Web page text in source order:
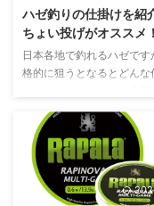
す。ある程度水深がないと
も釣り自体が成立しないた
深がある場所であることは
件となります。 砂浜だと
体ができません（投げサビ
別） 磯で釣るという選択肢
りますが、初心者の方には
メしません。 足場が悪いこ
多く、潮の流れも速い事も
ハゼ釣りの仕掛けを紹
ちょい投げがオススメ！
日本各地で釣れるハゼです
格的に狙うとなるとどんな
よく使われる仕掛けの紹介
中でも最も効率よく釣れる
れるちょい投げ釣りについ
介になります！ ハゼとは
で狙うのは「マハゼ」とい